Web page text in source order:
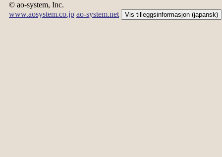
© ao-system, Inc.
www.aosystem.co.jp ao-system.net Vis tilleggsinformasjon (japansk)